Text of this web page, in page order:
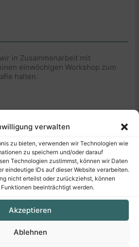
verwalten
zu bieten, verwenden wir Technologien wie
zu speichern und/oder darauf
Technologien zustimmst, können wir Daten
eindeutige IDs auf dieser Website verarbeiten.
nicht erteilst oder zurückziehst, können
beeinträchtigt werden.
Akzeptieren
Ablehnen
in Zusammenarbeit mit
einwöchigen Workshop zum
halten.
mit uns die Welt der kleinen Dinge
Details in einzigartigen Bildern
Terminen & Co. erhaltet ihr auf
.